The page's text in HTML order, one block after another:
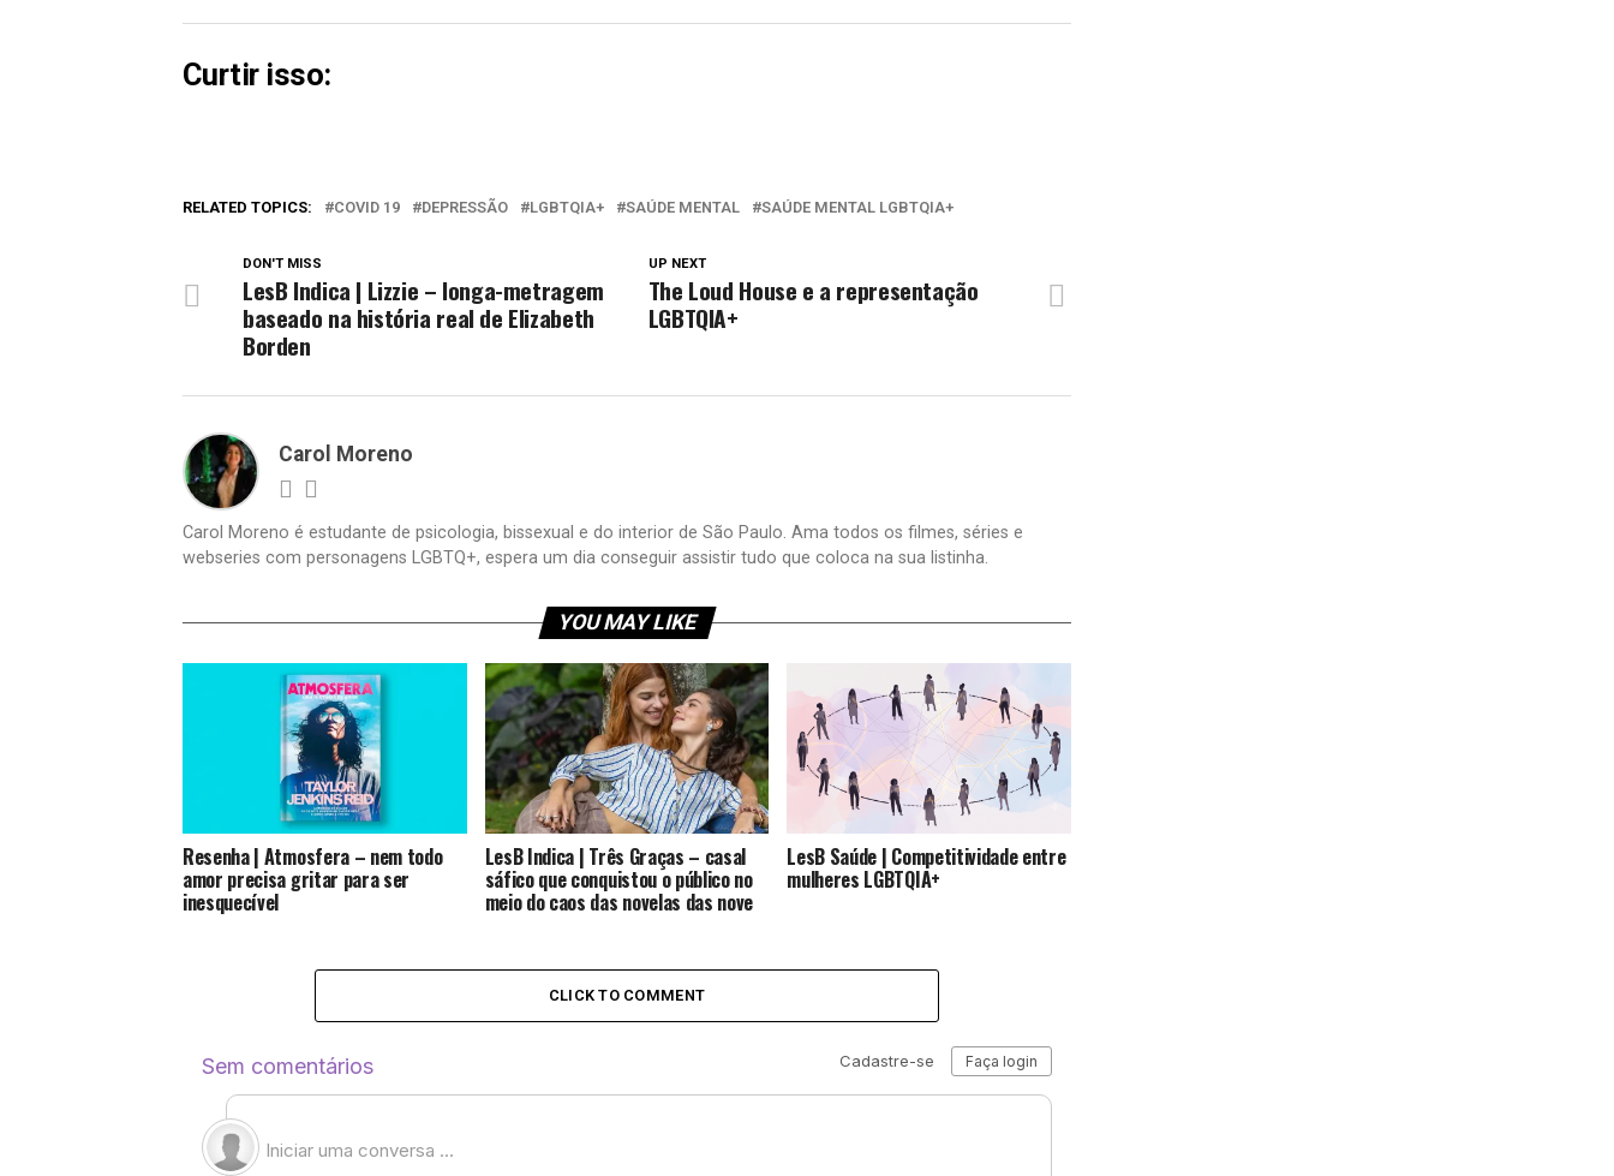
Curtir isso:
RELATED TOPICS: COVID 19 DEPRESSÃO LGBTQIA+ SAÚDE MENTAL SAÚDE MENTAL LGBTQIA+
UP NEXT
The Loud House e a representação
LGBTQIA+
DON'T MISS
LesB Indica | Lizzie – longa-metragem
baseado na história real de Elizabeth
Borden
Carol Moreno
Carol Moreno é estudante de psicologia, bissexual e do interior de São Paulo. Ama todos os filmes, séries e
webseries com personagens LGBTQ+, espera um dia conseguir assistir tudo que coloca na sua listinha.
YOU MAY LIKE
Resenha | Atmosfera – nem todo
amor precisa gritar para ser
inesquecível
LesB Indica | Três Graças – casal
sáfico que conquistou o público no
meio do caos das novelas das nove
LesB Saúde | Competitividade entre
mulheres LGBTQIA+
CLICK TO COMMENT